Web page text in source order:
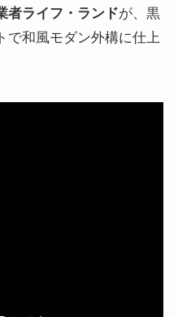
者ライフ・ランドが、黒
で和風モダン外構に仕上